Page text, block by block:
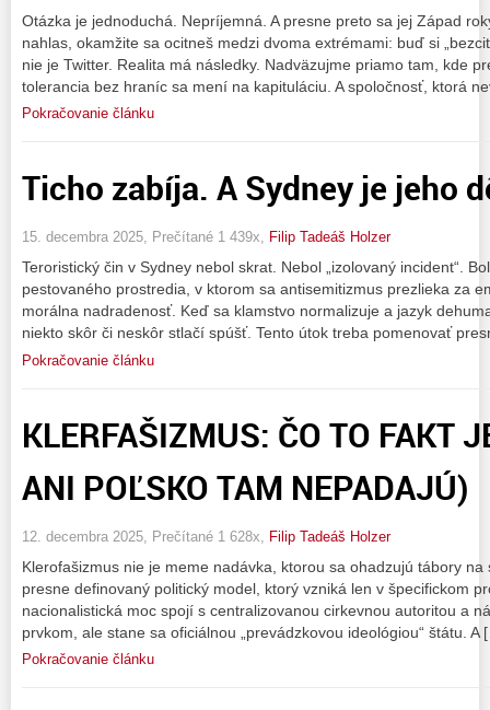
Otázka je jednoduchá. Nepríjemná. A presne preto sa jej Západ
nahlas, okamžite sa ocitneš medzi dvoma extrémami: buď si
nie je Twitter. Realita má následky. Nadväzujme priamo tam, kde
tolerancia bez hraníc sa mení na kapituláciu. A spoločnosť, ktorá
Pokračovanie článku
Ticho zabíja. A Sydney je jeho
15. decembra 2025, Prečítané 1 439x, Filip Tadeáš Holzer
Teroristický čin v Sydney nebol skrat. Nebol „izolovaný incident“.
pestovaného prostredia, v ktorom sa antisemitizmus prezlieka za
morálna nadradenosť. Keď sa klamstvo normalizuje a jazyk
niekto skôr či neskôr stlačí spúšť. Tento útok treba pomenovať
Pokračovanie článku
KLERFAŠIZMUS: ČO TO FAKT
ANI POĽSKO TAM NEPADAJÚ)
12. decembra 2025, Prečítané 1 628x, Filip Tadeáš Holzer
Klerofašizmus nie je meme nadávka, ktorou sa ohadzujú tábory
presne definovaný politický model, ktorý vzniká len v špecifickom
nacionalistická moc spojí s centralizovanou cirkevnou autoritou a
prvkom, ale stane sa oficiálnou „prevádzkovou ideológiou“ štátu. A
Pokračovanie článku